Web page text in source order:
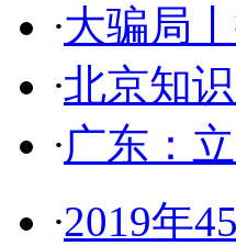
·大骗局
·北京知
·广东：
·2019年